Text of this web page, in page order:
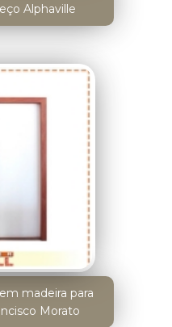
Alphaville
madeira para
Morato